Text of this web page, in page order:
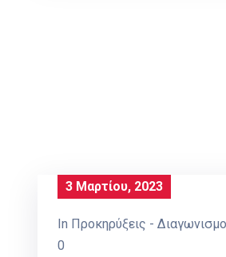
3 Μαρτίου, 2023
In Προκηρύξεις -
0